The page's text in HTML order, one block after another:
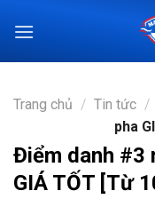
đến
Trang chủ / Tin tức /
pha
Điểm danh #3
GIÁ TỐT [Từ